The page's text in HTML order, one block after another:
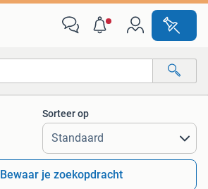
Alle afstanden…
Sorteer op
Bewaar je zoekopdracht